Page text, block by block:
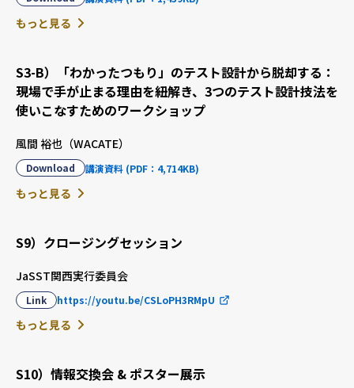
もっと見る
S3-B）「わかったつもり」のテスト設計から脱却する：
現場で手が止まる理由を紐解き、3つのテスト設計技法を
使いこなすためのワークショップ
風間 裕也（WACATE）
Download 講演資料 (PDF：4,714KB)
もっと見る
S9）クロージングセッション
JaSST関西実行委員会
Link https://youtu.be/CSLoPH3RMpU
もっと見る
S10）情報交換会 & ポスター展示